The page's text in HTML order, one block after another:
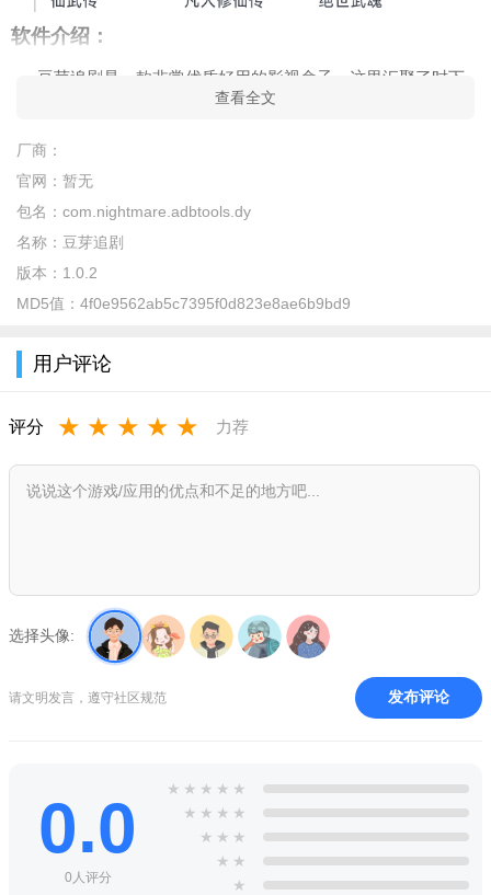
软件介绍：
豆芽追剧是一款非常优质好用的影视盒子。这里汇聚了时下
最新最热的电视剧、电影、综艺、动漫等影视资源，用户想看什
么可直接在搜索栏中进行精准的搜索。
软件特色：
1.超全种类，各个题材一应俱全。
2.不需要注册，直接观看无烦恼。
3.观影时可调节画质、亮度、声音等。
6.快速扫描本地资源就可以直接播放。
软件优势：
2、智能推荐：还拥有强大的智能推荐功能，可以根据你的兴
趣爱好和历史观看记录，自动为你推荐视频资源，让你更快地找
3、便捷操作：应用界面简洁明了，方便用户操作。它的搜索
4、高清流畅：拥有一支高效而稳定的技术团队，能够保证用
户在观看视频时的高清流畅。不用担心出现网络卡顿或是画面不
清楚的情况。
查看全文
厂商：
官网： 暂无
包名： com.nightmare.adbtools.dy
名称： 豆芽追剧
版本： 1.0.2
MD5值： 4f0e9562ab5c7395f0d823e8ae6b9bd9
用户评论
评分 ★ ★ ★ ★ ★ 力荐
选择头像:
请文明发言，遵守社区规范 发布评论
0.0
0人评分
★ ★ ★ ★ ★
★ ★ ★ ★
★ ★ ★
★ ★
★